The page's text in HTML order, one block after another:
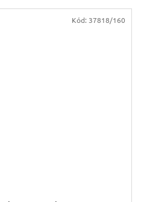
Kód: 37818/160